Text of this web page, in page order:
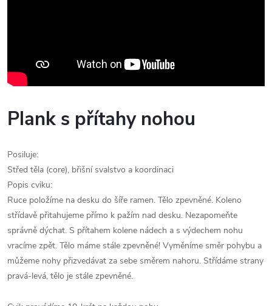
Plank s přítahy nohou
Posiluje:
Střed těla (core), břišní svalstvo a koordinaci
Popis cviku:
Ruce položíme na desku do šíře ramen. Tělo zpevněné. Koleno
střídavě přitahujeme přímo k pažím nad desku. Nezapomeňte
správně dýchat. S přítahem kolene nádech a s výdechem nohu
vracíme zpět. Tělo máme stále zpevněné! Vyměníme směr pohybu a
můžeme nohy přizvedávat za sebe směrem nahoru. Střídáme strany
pravá-levá, tělo je stále zpevněné.